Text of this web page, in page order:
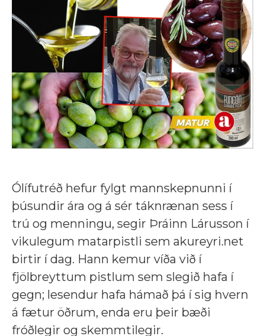
Ólífutréð hefur fylgt mannskepnunni í
þúsundir ára og á sér táknrænan sess í
trú og menningu, segir Þráinn Lárusson í
vikulegum matarpistli sem akureyri.net
birtir í dag. Hann kemur víða við í
fjölbreyttum pistlum sem slegið hafa í
gegn; lesendur hafa hámað þá í sig hvern
á fætur öðrum, enda eru þeir bæði
fróðlegir og skemmtilegir.